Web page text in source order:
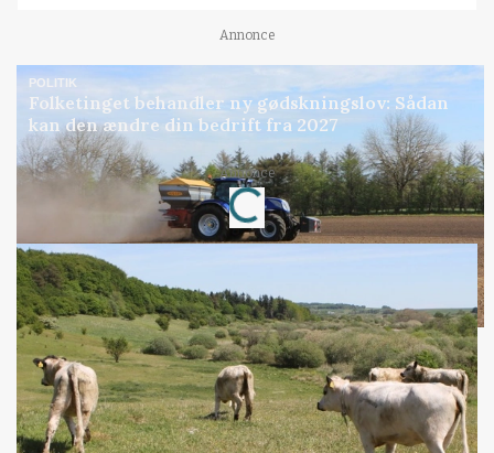
Annonce
POLITIK
Folketinget behandler ny gødskningslov: Sådan
kan den ændre din bedrift fra 2027
Annonce
Loading...